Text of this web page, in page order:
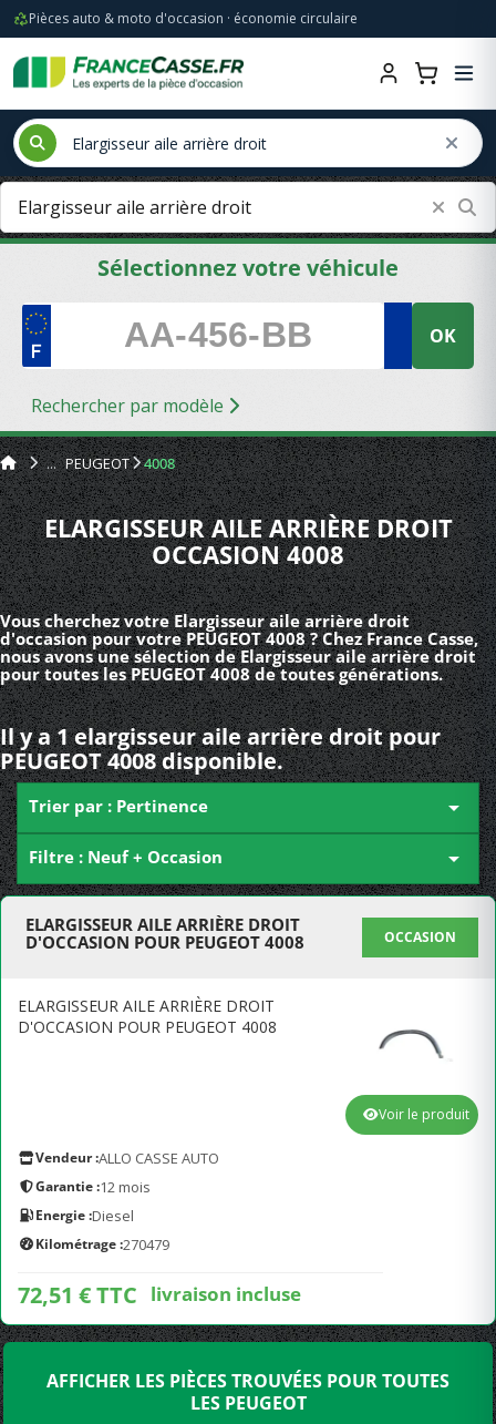
Pièces auto & moto d'occasion · économie circulaire
Sélectionnez votre véhicule
OK
Rechercher par modèle
PEUGEOT 4008
ELARGISSEUR AILE ARRIÈRE DROIT
OCCASION 4008
Vous cherchez votre Elargisseur aile arrière droit
d'occasion pour votre PEUGEOT 4008 ? Chez France Casse,
nous avons une sélection de Elargisseur aile arrière droit
pour toutes les PEUGEOT 4008 de toutes générations.
Il y a 1 elargisseur aile arrière droit pour
PEUGEOT 4008 disponible.
Trier par : Pertinence 
Filtre : Neuf + Occasion 
ELARGISSEUR AILE ARRIÈRE DROIT
D'OCCASION POUR PEUGEOT 4008
OCCASION
ELARGISSEUR AILE ARRIÈRE DROIT
D'OCCASION POUR PEUGEOT 4008
Vendeur :ALLO CASSE AUTO
Garantie :12 mois
Energie :Diesel
Kilométrage :270479
72,51 € TTC livraison incluse
Voir le produit
AFFICHER LES PIÈCES TROUVÉES POUR TOUTES
LES PEUGEOT